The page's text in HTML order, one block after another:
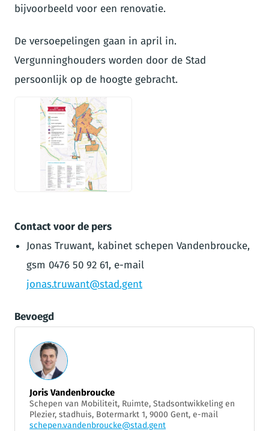
bijvoorbeeld voor een renovatie.
De versoepelingen gaan in april in.
Vergunninghouders worden door de Stad
persoonlijk op de hoogte gebracht.
Contact voor de pers
Jonas Truwant, kabinet schepen Vandenbroucke,
gsm 0476 50 92 61, e-mail
jonas.truwant@stad.gent
Bevoegd
Joris Vandenbroucke
Schepen van Mobiliteit, Ruimte, Stadsontwikkeling en
Plezier, stadhuis, Botermarkt 1, 9000 Gent, e-mail
schepen.vandenbroucke@stad.gent